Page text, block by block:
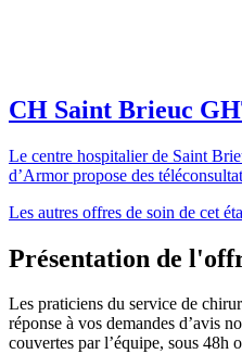
CH Saint Brieuc
Le centre hospitalier de Saint
d’Armor propose des
Les autres offres de soin de cet
Présentation de
Les praticiens du service de
réponse à vos demandes d’avis
couvertes par l’équipe, sous 48h